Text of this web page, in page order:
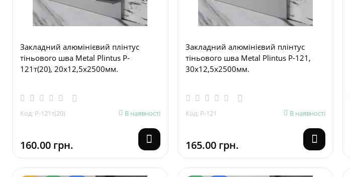
Закладний алюмінієвий плінтус
тіньового шва Metal Plintus P-
121т(20), 20х12,5х2500мм.
Код: P-121т(20) В наявності
160.00 грн.
Закладний алюмінієвий плінтус
тіньового шва Metal Plintus P-121,
30х12,5х2500мм.
Код: P-121 В наявності
165.00 грн.